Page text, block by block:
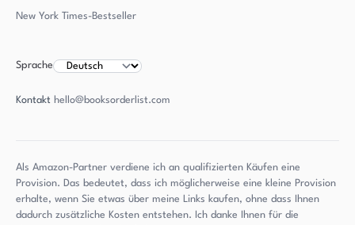
New York Times-Bestseller
Sprache
Kontakt hello@booksorderlist.com
Als Amazon-Partner verdiene ich an qualifizierten Käufen eine
Provision. Das bedeutet, dass ich möglicherweise eine kleine Provision
erhalte, wenn Sie etwas über meine Links kaufen, ohne dass Ihnen
dadurch zusätzliche Kosten entstehen. Ich danke Ihnen für die